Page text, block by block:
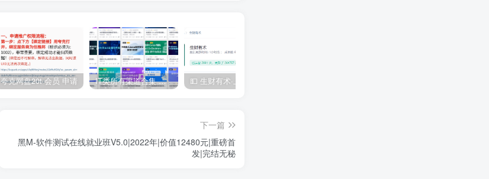
夸克网盘20t 会员 申请 IT类所有渠道合集 持续日更，目前近四千多条资源 年费用户微信私信获取权限
下一篇
黑M-软件测试在线就业班V5.0|2022年|价值12480元|重磅首
发|完结无秘